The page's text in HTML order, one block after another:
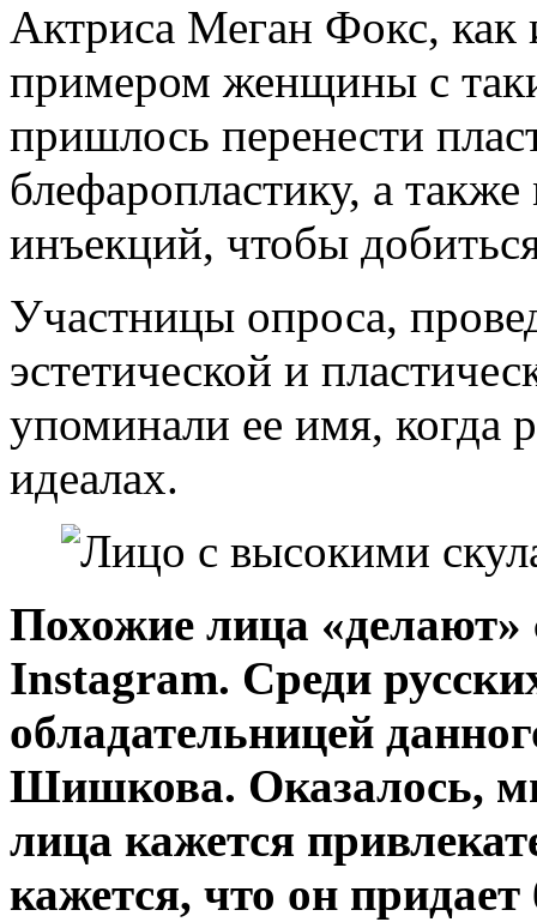
Актриса Меган Фокс, как
примером женщины с
пришлось перенести
блефаропластику, а
инъекций, чтобы
Участницы опроса,
эстетической и
упоминали ее имя, когда
идеалах.
Похожие лица «делают»
Instagram. Среди
обладательницей
Шишкова. Оказалось,
лица кажется
кажется, что он